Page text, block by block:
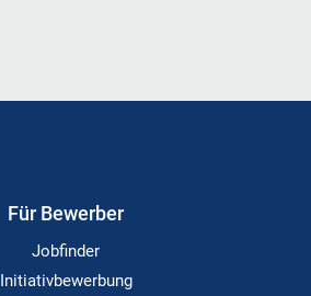
Für Bewerber
Jobfinder
Initiativbewerbung